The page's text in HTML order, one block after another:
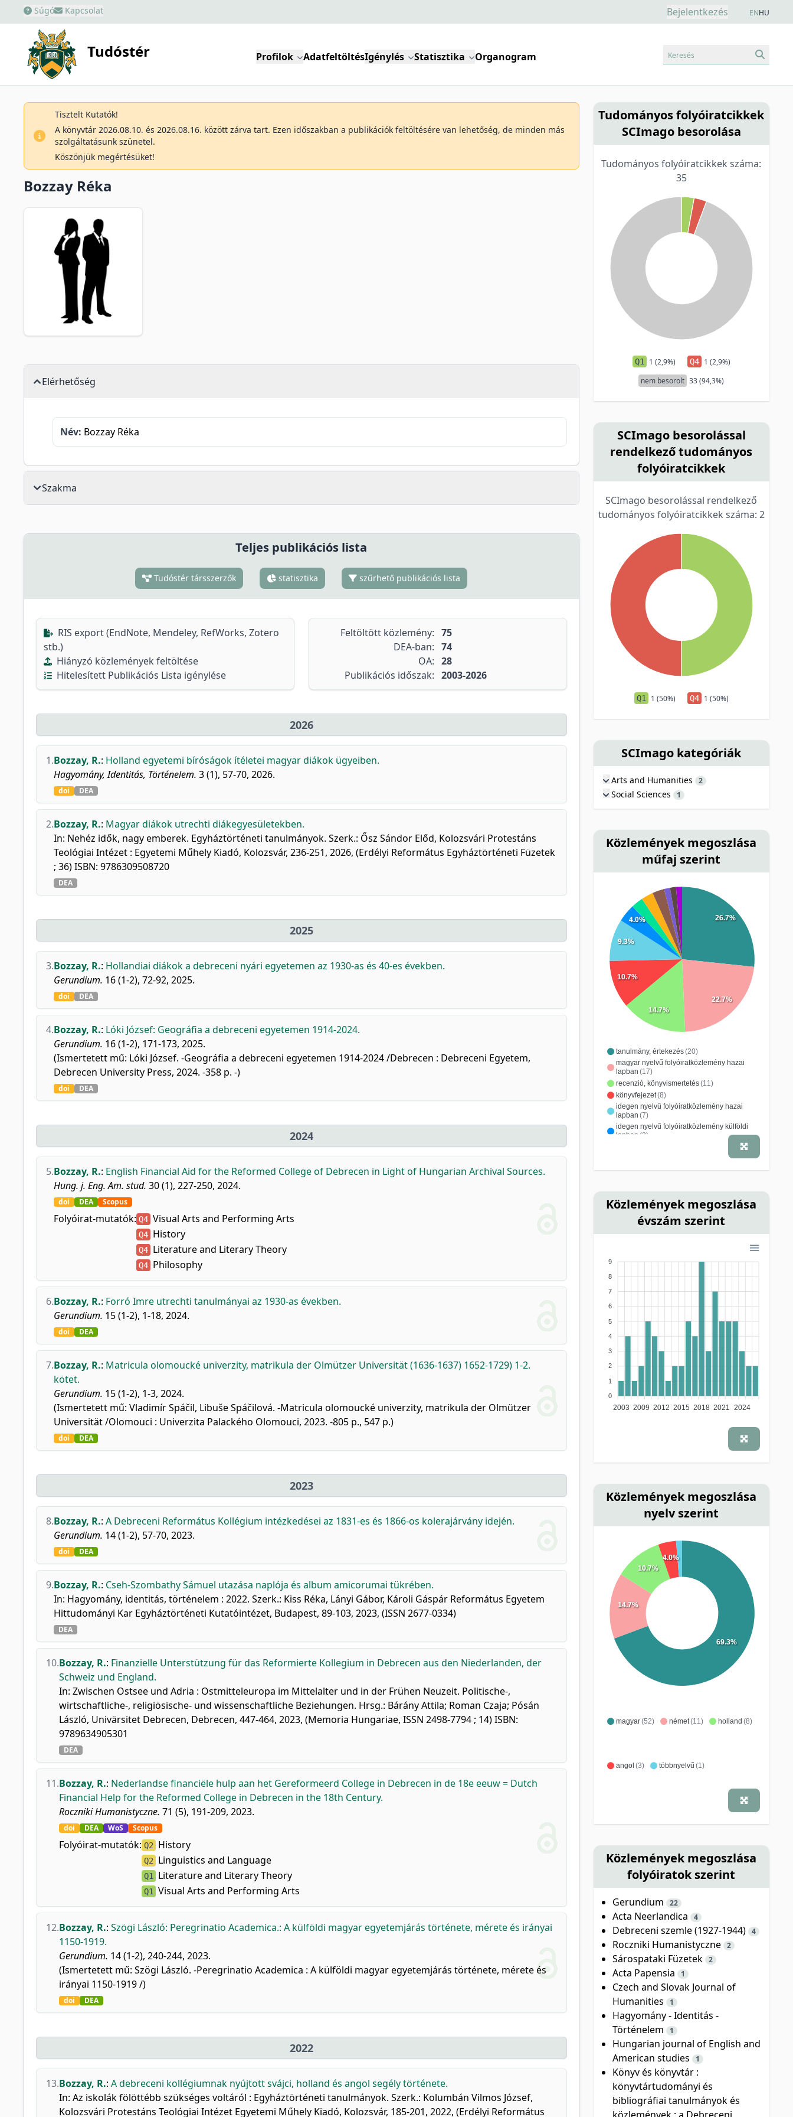
Súgó Kapcsolat Bejelentkezés ENHU
Tudóstér Profilok AdatfeltöltésIgénylés Statisztika Organogram Keresés
Tisztelt Kutatók!
A könyvtár 2026.08.10. és 2026.08.16. között zárva tart. Ezen időszakban a publikációk feltöltésére van lehetőség, de minden más
szolgáltatásunk szünetel.
Köszönjük megértésüket!
Bozzay Réka
Elérhetőség
Név: Bozzay Réka
Szakma
Teljes publikációs lista
Tudóstér társszerzők statisztika szűrhető publikációs lista
RIS export (EndNote, Mendeley, RefWorks, Zotero
stb.)
Hiányzó közlemények feltöltése
Hitelesített Publikációs Lista igénylése
Feltöltött közlemény: 75
DEA-ban: 74
OA: 28
Publikációs időszak: 2003-2026
2026
1.Bozzay, R.: Holland egyetemi bíróságok ítéletei magyar diákok ügyeiben.
Hagyomány, Identitás, Történelem. 3 (1), 57-70, 2026.
doi DEA
2.Bozzay, R.: Magyar diákok utrechti diákegyesületekben.
In: Nehéz idők, nagy emberek. Egyháztörténeti tanulmányok. Szerk.: Ősz Sándor Előd, Kolozsvári Protestáns
Teológiai Intézet : Egyetemi Műhely Kiadó, Kolozsvár, 236-251, 2026, (Erdélyi Református Egyháztörténeti Füzetek
; 36) ISBN: 9786309508720
DEA
2025
3.Bozzay, R.: Hollandiai diákok a debreceni nyári egyetemen az 1930-as és 40-es években.
Gerundium. 16 (1-2), 72-92, 2025.
doi DEA
4.Bozzay, R.: Lóki József: Geográfia a debreceni egyetemen 1914-2024.
Gerundium. 16 (1-2), 171-173, 2025.
(Ismertetett mű: Lóki József. -Geográfia a debreceni egyetemen 1914-2024 /Debrecen : Debreceni Egyetem,
Debrecen University Press, 2024. -358 p. -)
doi DEA
2024
5.Bozzay, R.: English Financial Aid for the Reformed College of Debrecen in Light of Hungarian Archival Sources.
Hung. j. Eng. Am. stud. 30 (1), 227-250, 2024.
doi DEA Scopus
Folyóirat-mutatók: Q4 Visual Arts and Performing Arts
Q4 History
Q4 Literature and Literary Theory
Q4 Philosophy
6.Bozzay, R.: Forró Imre utrechti tanulmányai az 1930-as években.
Gerundium. 15 (1-2), 1-18, 2024.
doi DEA
7.Bozzay, R.: Matricula olomoucké univerzity, matrikula der Olmützer Universität (1636-1637) 1652-1729) 1-2.
kötet.
Gerundium. 15 (1-2), 1-3, 2024.
(Ismertetett mű: Vladimír Spáčil, Libuše Spáčilová. -Matricula olomoucké univerzity, matrikula der Olmützer
Universität /Olomouci : Univerzita Palackého Olomouci, 2023. -805 p., 547 p.)
doi DEA
2023
8.Bozzay, R.: A Debreceni Református Kollégium intézkedései az 1831-es és 1866-os kolerajárvány idején.
Gerundium. 14 (1-2), 57-70, 2023.
doi DEA
9.Bozzay, R.: Cseh-Szombathy Sámuel utazása naplója és album amicorumai tükrében.
In: Hagyomány, identitás, történelem : 2022. Szerk.: Kiss Réka, Lányi Gábor, Károli Gáspár Református Egyetem
Hittudományi Kar Egyháztörténeti Kutatóintézet, Budapest, 89-103, 2023, (ISSN 2677-0334)
DEA
10.Bozzay, R.: Finanzielle Unterstützung für das Reformierte Kollegium in Debrecen aus den Niederlanden, der
Schweiz und England.
In: Zwischen Ostsee und Adria : Ostmitteleuropa im Mittelalter und in der Frühen Neuzeit. Politische-,
wirtschaftliche-, religiösische- und wissenschaftliche Beziehungen. Hrsg.: Bárány Attila; Roman Czaja; Pósán
László, Univärsitet Debrecen, Debrecen, 447-464, 2023, (Memoria Hungariae, ISSN 2498-7794 ; 14) ISBN:
9789634905301
DEA
11.Bozzay, R.: Nederlandse financiële hulp aan het Gereformeerd College in Debrecen in de 18e eeuw = Dutch
Financial Help for the Reformed College in Debrecen in the 18th Century.
Roczniki Humanistyczne. 71 (5), 191-209, 2023.
doi DEA WoS Scopus
Folyóirat-mutatók: Q2 History
Q2 Linguistics and Language
Q1 Literature and Literary Theory
Q1 Visual Arts and Performing Arts
12.Bozzay, R.: Szögi László: Peregrinatio Academica.: A külföldi magyar egyetemjárás története, mérete és irányai
1150-1919.
Gerundium. 14 (1-2), 240-244, 2023.
(Ismertetett mű: Szögi László. -Peregrinatio Academica : A külföldi magyar egyetemjárás története, mérete és
irányai 1150-1919 /)
doi DEA
2022
13.Bozzay, R.: A debreceni kollégiumnak nyújtott svájci, holland és angol segély története.
In: Az iskolák fölöttébb szükséges voltáról : Egyháztörténeti tanulmányok. Szerk.: Kolumbán Vilmos József,
Kolozsvári Protestáns Teológiai Intézet Egyetemi Műhely Kiadó, Kolozsvár, 185-201, 2022, (Erdélyi Református
Tudományos folyóiratcikkek
SCImago besorolása
Tudományos folyóiratcikkek száma:
35
Q1 1 (2,9%) Q4 1 (2,9%)
nem besorolt 33 (94,3%)
SCImago besorolással
rendelkező tudományos
folyóiratcikkek
SCImago besorolással rendelkező
tudományos folyóiratcikkek száma: 2
Q1 1 (50%) Q4 1 (50%)
SCImago kategóriák
Arts and Humanities 2
Social Sciences 1
Közlemények megoszlása
műfaj szerint
tanulmány, értekezés(20)
magyar nyelvű folyóiratközlemény hazai
lapban (17)
recenzió, könyvismertetés(11)
könyvfejezet(8)
idegen nyelvű folyóiratközlemény hazai
lapban (7)
idegen nyelvű folyóiratközlemény külföldi
lapban (3)
beszámoló(1) előszó/utószó(1)
26.7%
22.7%
14.7%
10.7%
9.3%
4.0%
Közlemények megoszlása
évszám szerint
9
8
7
6
5
4
3
2
1
0
2003 2009 2012 2015 2018 2021 2024
Közlemények megoszlása
nyelv szerint
magyar(52) német(11) holland (8)
angol (3) többnyelvű (1)
69.3%
14.7%
10.7%
4.0%
Közlemények megoszlása
folyóiratok szerint
Gerundium 22
Acta Neerlandica 4
Debreceni szemle (1927-1944) 4
Roczniki Humanistyczne 2
Sárospataki Füzetek 2
Acta Papensia 1
Czech and Slovak Journal of
Humanities
1
Hagyomány - Identitás -
Történelem
1
Hungarian journal of English and
American studies
1
Könyv és könyvtár :
könyvtártudományi és
bibliográfiai tanulmányok és
közlemények : a Debreceni